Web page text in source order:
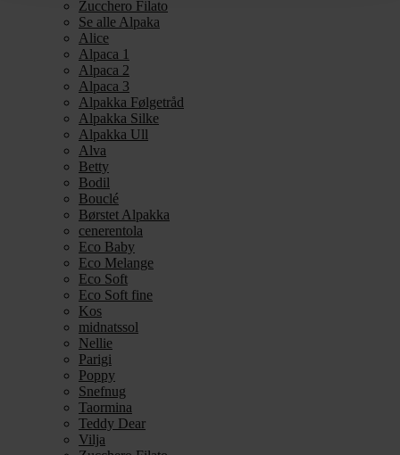
Zucchero Filato
Se alle Alpaka
Alice
Alpaca 1
Alpaca 2
Alpaca 3
Alpakka Følgetråd
Alpakka Silke
Alpakka Ull
Alva
Betty
Bodil
Bouclé
Børstet Alpakka
cenerentola
Eco Baby
Eco Melange
Eco Soft
Eco Soft fine
Kos
midnatssol
Nellie
Parigi
Poppy
Snefnug
Taormina
Teddy Dear
Vilja